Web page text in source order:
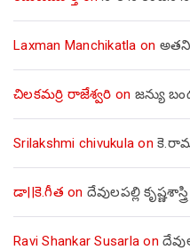
Laxman Manchikatla on అతని
చిలకమర్రి రాజేశ్వరి on జన్యు
Srilakshmi chivukula on
డా||కె.గీత on దేవులపల్లి
Ravi Shankar Susarla on